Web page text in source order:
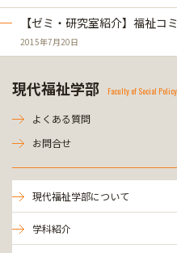
【ゼミ・研究室紹介】福祉
2015年7月20日
現代福祉学部 Faculty of Social
よくある質問
お問合せ
現代福祉学部について
学科紹介